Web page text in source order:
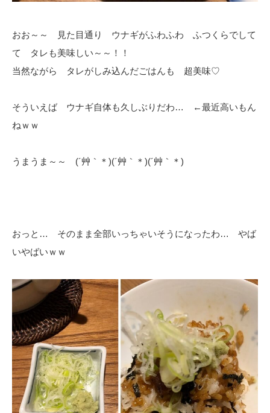
おお～～ 見た目通り ウナギがふわふわ ふつくらでして
て タレも美味しい～～！！
当然ながら タレがしみ込んだごはんも 超美味♡
そういえば ウナギ自体も久しぶりだわ… ←最近高いもん
ねｗｗ
うまうま～～ (´艸｀＊)(´艸｀＊)(´艸｀＊)
おっと… そのまま全部いっちゃいそうになったわ… やば
いやばいｗｗ